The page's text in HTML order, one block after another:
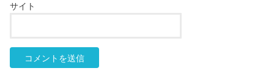
サイト